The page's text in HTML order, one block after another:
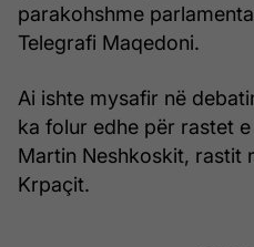
parakohshme
Telegrafi Maqedoni.
Ai ishte mysafir në
ka folur edhe për rastet
Martin Neshkoskit, rastit
Krpaçit.